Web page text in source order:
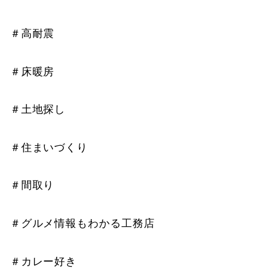
＃高耐震
＃床暖房
＃土地探し
＃住まいづくり
＃間取り
＃グルメ情報もわかる工務店
＃カレー好き